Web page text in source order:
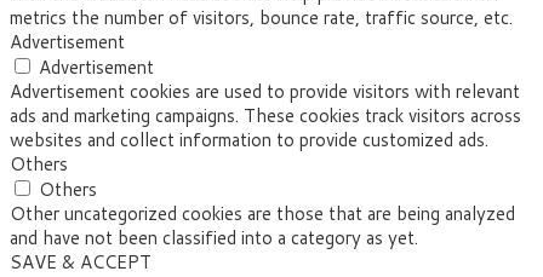
metrics the number of visitors, bounce rate, traffic source, etc.
Advertisement
Advertisement
Advertisement cookies are used to provide visitors with relevant
ads and marketing campaigns. These cookies track visitors across
websites and collect information to provide customized ads.
Others
Others
Other uncategorized cookies are those that are being analyzed
and have not been classified into a category as yet.
SAVE & ACCEPT